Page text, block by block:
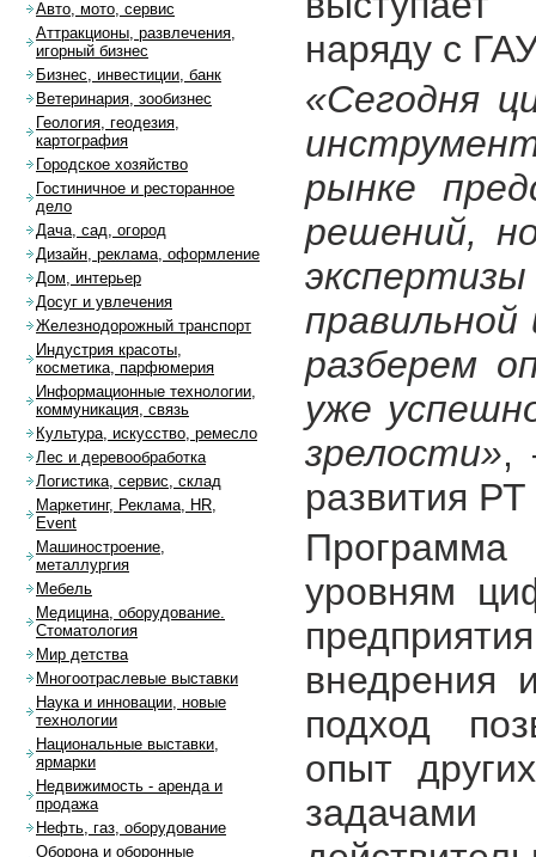
наряду с
«Сегодня
рынке
решений,
разберем
уже
зрелости»,
развития РТ
уровням
внедрения
подход
опыт
Авто, мото, сервис
Аттракционы, развлечения,
игорный бизнес
Бизнес, инвестиции, банк
Ветеринария, зообизнес
Геология, геодезия,
картография
Городское хозяйство
Гостиничное и ресторанное
дело
Дача, сад, огород
Дизайн, реклама, оформление
Дом, интерьер
Досуг и увлечения
Железнодорожный транспорт
Индустрия красоты,
косметика, парфюмерия
Информационные технологии,
коммуникация, связь
Культура, искусство, ремесло
Лес и деревообработка
Логистика, сервис, склад
Маркетинг, Реклама, HR,
Event
Машиностроение,
металлургия
Мебель
Медицина, оборудование.
Стоматология
Мир детства
Многоотраслевые выставки
Наука и инновации, новые
технологии
Национальные выставки,
ярмарки
Недвижимость - аренда и
продажа
Нефть, газ, оборудование
Оборона и оборонные